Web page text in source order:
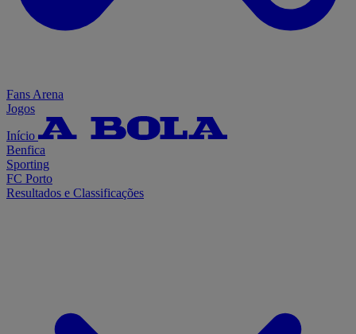
Fans Arena
Jogos
Início
Benfica
Sporting
FC Porto
Resultados e Classificações